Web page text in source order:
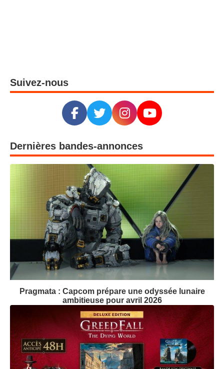
Suivez-nous
Dernières bandes-annonces
Pragmata : Capcom prépare une odyssée lunaire
ambitieuse pour avril 2026